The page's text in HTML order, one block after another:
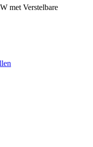
met Verstelbare